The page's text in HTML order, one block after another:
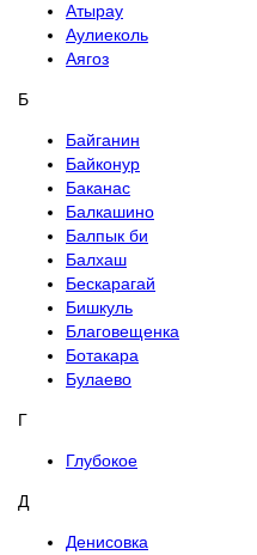
Атырау
Аулиеколь
Аягоз
Б
Байганин
Байконур
Баканас
Балкашино
Балпык би
Балхаш
Бескарагай
Бишкуль
Благовещенка
Ботакара
Булаево
Г
Глубокое
Д
Денисовка